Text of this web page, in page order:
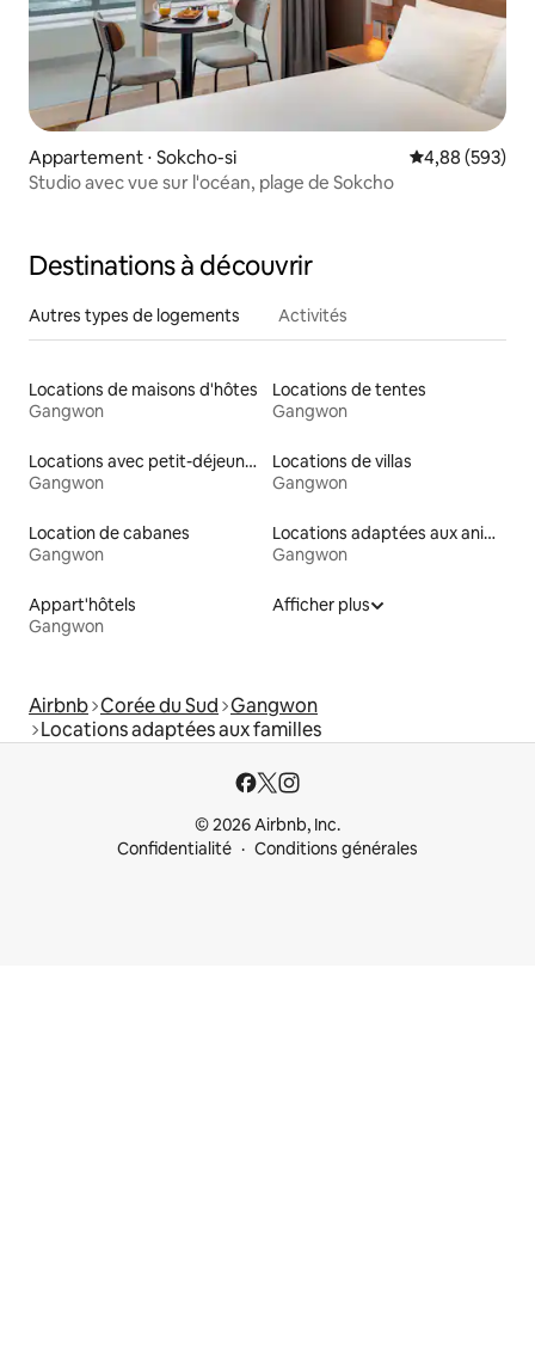
Appartement ⋅ Sokcho-si Évaluation
4,88 (593)
Studio avec vue sur l'océan, plage de Sokcho
Destinations à découvrir
Autres types de logements Activités
Locations de maisons d'hôtes
Gangwon
Locations de tentes
Gangwon
Locations avec petit-déjeuner
Gangwon
Locations de villas
Gangwon
Location de cabanes
Gangwon
Locations adaptées aux animaux
Gangwon
Appart'hôtels
Gangwon
Afficher plus
Airbnb Corée du Sud Gangwon
Locations adaptées aux familles
© 2026 Airbnb, Inc.
Confidentialité
Conditions générales